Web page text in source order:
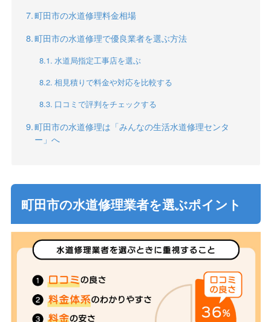
町田市の水道修理料金相場
町田市の水道修理で優良業者を選ぶ方法
水道局指定工事店を選ぶ
相見積りで料金や対応を比較する
口コミで評判をチェックする
町田市の水道修理は「みんなの生活水道修理センタ
ー」へ
町田市の水道修理業者を選ぶポイント